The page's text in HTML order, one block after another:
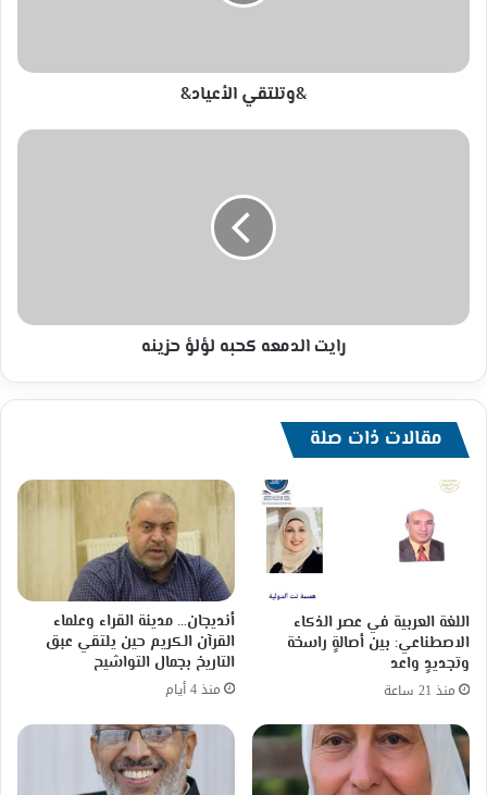
&وتلتقي الأعياد&
رايت
رايت الدمعه كحبه لؤلؤ حزينه
مقالات ذات صلة
اللغة العربية في عصر الذكاء
الاصطناعي: بين أصالةٍ راسخة
وتجديدٍ واعد
منذ 21 ساعة
أنديجان… مدينة القراء وعلماء
القرآن الكريم حين يلتقي عبق
التاريخ بجمال التواشيح
منذ 4 أيام